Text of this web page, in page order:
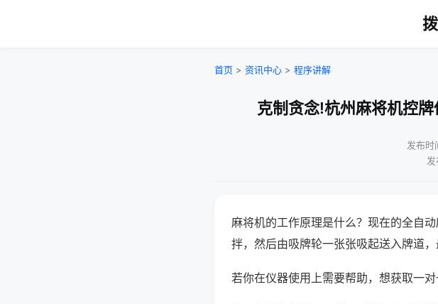
首页 > 资讯中心 > 程序讲解
克制贪念!杭州麻将机控
发布
麻将机的工作原理是什么？现在的全自
拌，然后由吸牌轮一张张吸起送入牌道
若你在仪器使用上需要帮助，想获取一